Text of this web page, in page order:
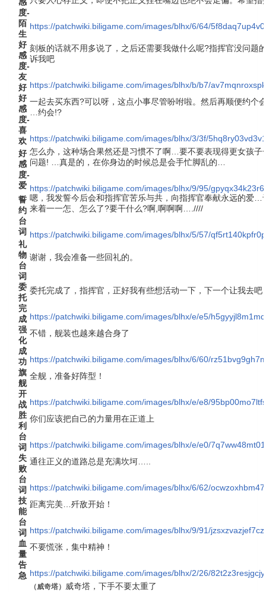
感
度-
陌
生
https://patchwiki.biligame.com/images/blhx/6/64/
好
感
度-
友
好
刻板的话就不用多说了，之后还需要我做什么呢?指挥官没问题
诉我吧
https://patchwiki.biligame.com/images/blhx/b/b7/
好
感
度-
喜
欢
一起去买东西?可以呀，这点小事尽管吩咐啦。然后再顺便约个
…约会!?
https://patchwiki.biligame.com/images/blhx/3/3f/
好
感
度-
爱
怎么办，这种场合果然还是习惯不了啊…要不要表现得更女孩
问题! …真是的，在你身边的时候总是会手忙脚乱的…
https://patchwiki.biligame.com/images/blhx/9/95/
誓
约
台
词
嗯，我发誓今后会和指挥官苦乐与共，向指挥官奉献永远的爱…
来着一一怎、怎么了?要干什么?啊,啊啊啊….////
https://patchwiki.biligame.com/images/blhx/5/57/
礼
物
台
词
谢谢，我会准备一些回礼的。
委
托
完
成
委托完成了，指挥官，正好我有些想活动一下，下一个让我去吧
https://patchwiki.biligame.com/images/blhx/e/e5/
强
化
成
功
不错，舰装也越来越合身了
https://patchwiki.biligame.com/images/blhx/6/60/
旗
舰
开
战
全舰，准备好阵型！
https://patchwiki.biligame.com/images/blhx/e/e8/
胜
利
台
词
你们应该把自己的力量用在正道上
https://patchwiki.biligame.com/images/blhx/e/e0/
失
败
台
词
通往正义的道路总是充满坎坷…..
https://patchwiki.biligame.com/images/blhx/6/62/
技
能
台
词
距离完美…歼敌开始！
https://patchwiki.biligame.com/images/blhx/9/91/
血
量
告
急
不要慌张，集中精神！
https://patchwiki.biligame.com/images/blhx/2/26/
（威奇塔） 威奇塔，下手不要太重了